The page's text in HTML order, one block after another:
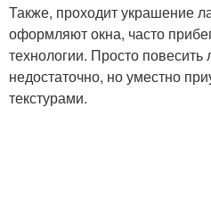
Также, проходит украшение
оформляют окна, часто
технологии. Просто повесить
недостаточно, но уместно
текстурами.